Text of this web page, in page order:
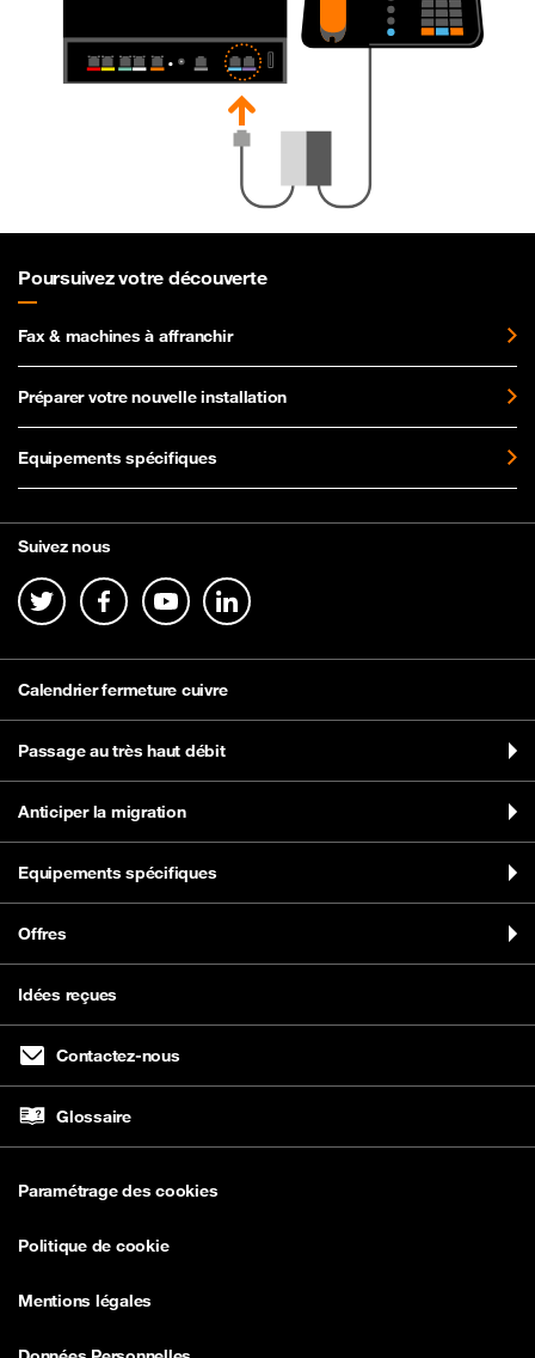
Poursuivez votre découverte
Fax & machines à affranchir
Préparer votre nouvelle installation
Equipements spécifiques
Suivez nous
Calendrier fermeture cuivre
Passage au très haut débit
Anticiper la migration
Equipements spécifiques
Offres
Idées reçues
Contactez-nous
Glossaire
Paramétrage des cookies
Politique de cookie
Mentions légales